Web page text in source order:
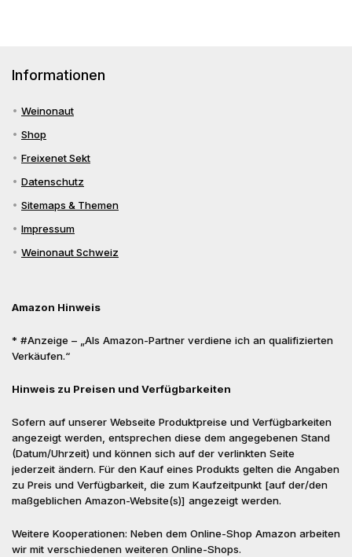
Informationen
Weinonaut
Shop
Freixenet Sekt
Datenschutz
Sitemaps & Themen
Impressum
Weinonaut Schweiz
Amazon Hinweis
* #Anzeige – „Als Amazon-Partner verdiene ich an qualifizierten
Verkäufen.“
Hinweis zu Preisen und Verfügbarkeiten
Sofern auf unserer Webseite Produktpreise und Verfügbarkeiten
angezeigt werden, entsprechen diese dem angegebenen Stand
(Datum/Uhrzeit) und können sich auf der verlinkten Seite
jederzeit ändern. Für den Kauf eines Produkts gelten die Angaben
zu Preis und Verfügbarkeit, die zum Kaufzeitpunkt [auf der/den
maßgeblichen Amazon-Website(s)] angezeigt werden.
Weitere Kooperationen: Neben dem Online-Shop Amazon arbeiten
wir mit verschiedenen weiteren Online-Shops.